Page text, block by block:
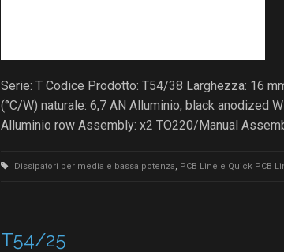
Serie: T Codice Prodotto: T54/38 Larghezza: 16
(°C/W) naturale: 6,7 AN Alluminio, black anodized
Alluminio row Assembly: x2 TO220/Manual
Dissipatori per media e bassa potenza, PCB Line e Quick PCB
T54/25